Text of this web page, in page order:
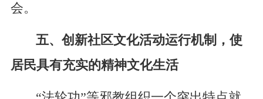
会。
五、创新社区文化活动运行机制，使
居民具有充实的精神文化生活